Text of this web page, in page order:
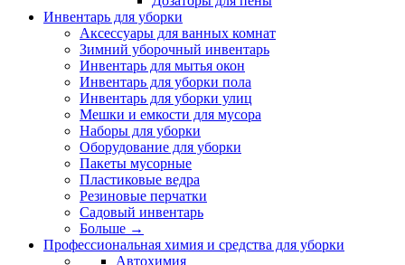
Инвентарь для уборки
Аксессуары для ванных комнат
Зимний уборочный инвентарь
Инвентарь для мытья окон
Инвентарь для уборки пола
Инвентарь для уборки улиц
Мешки и емкости для мусора
Наборы для уборки
Оборудование для уборки
Пакеты мусорные
Пластиковые ведра
Резиновые перчатки
Садовый инвентарь
Больше →
Профессиональная химия и средства для уборки
Автохимия